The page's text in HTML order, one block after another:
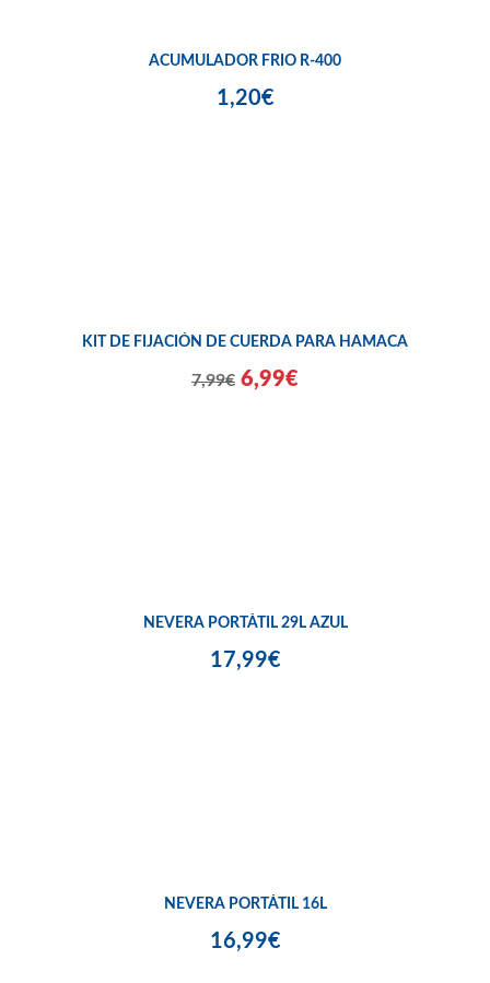
ACUMULADOR FRIO R-400
1,20€
KIT DE FIJACIÓN DE CUERDA PARA HAMACA
7,99€ 6,99€
NEVERA PORTÁTIL 29L AZUL
17,99€
NEVERA PORTÁTIL 16L
16,99€